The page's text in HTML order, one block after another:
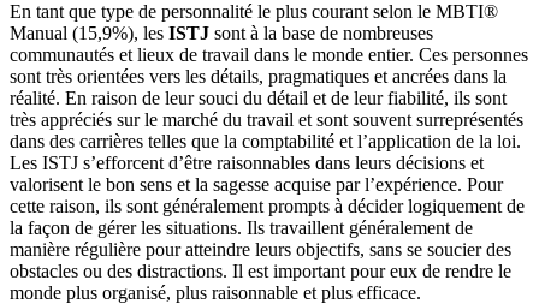
En tant que type de personnalité le plus courant selon le MBTI®
Manual (15,9%), les ISTJ sont à la base de nombreuses
communautés et lieux de travail dans le monde entier. Ces personnes
sont très orientées vers les détails, pragmatiques et ancrées dans la
réalité. En raison de leur souci du détail et de leur fiabilité, ils sont
très appréciés sur le marché du travail et sont souvent surreprésentés
dans des carrières telles que la comptabilité et l’application de la loi.
Les ISTJ s’efforcent d’être raisonnables dans leurs décisions et
valorisent le bon sens et la sagesse acquise par l’expérience. Pour
cette raison, ils sont généralement prompts à décider logiquement de
la façon de gérer les situations. Ils travaillent généralement de
manière régulière pour atteindre leurs objectifs, sans se soucier des
obstacles ou des distractions. Il est important pour eux de rendre le
monde plus organisé, plus raisonnable et plus efficace.